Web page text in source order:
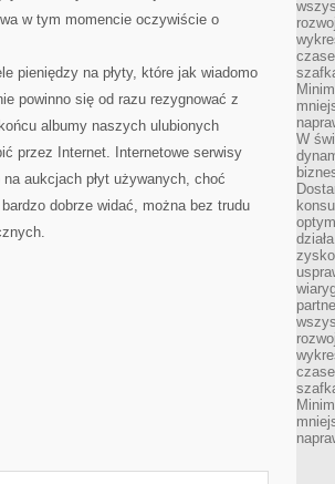
w tym momencie oczywiście o
pieniędzy na płyty, które jak wiadomo
powinno się od razu rezygnować z
albumy naszych ulubionych
przez Internet. Internetowe serwisy
aukcjach płyt używanych, choć
dobrze widać, można bez trudu
W